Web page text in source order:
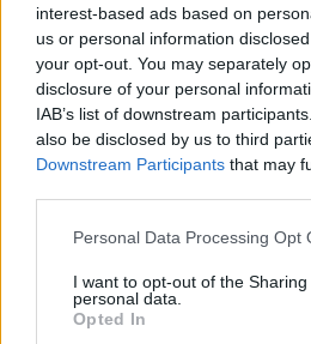
interest-based ads based on
us or personal information
your opt-out. You may separately
disclosure of your personal
IAB’s list of downstream
also be disclosed by us to third
Downstream Participants that may
Please note that this website/app
not limited to your visit or usage
grant or deny consent to Google
use your data for below specified
Personal Data Processing Opt
I want to opt-out of the
personal data.
Opted In